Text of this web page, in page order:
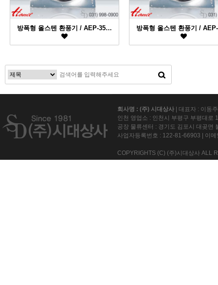
방폭형 올스텐 환풍기 / AEP-35… 방폭형 올스텐 환풍기 /
회사명 : (주) 시대상사 | 대표자 : 이동
인천 영업소 : 인천시 부평구 부평대로
공장 물류센터 : 경기도 김포시 대곶면
사업자등록번호 : 122-81-66903 | 이
COPYRIGHTS (C) (주)시대상사 ALL